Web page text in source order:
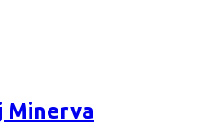
Minerva